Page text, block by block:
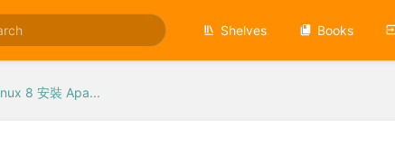
Shelves Books
8 安裝 Apa...